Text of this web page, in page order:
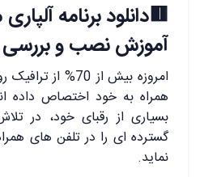
🟥دانلود برنامه
آموزش نصب و بررسی
امروزه بیش از 70%
همراه به خود اختصاص داده
بسیاری از رقبای خود، در
گسترده ای را در تلفن های
نماید.